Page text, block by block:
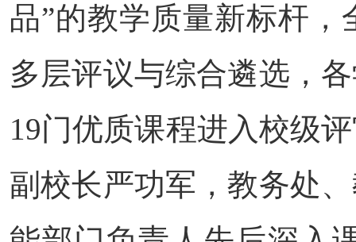
品”的教学质量新标杆
多层评议与综合遴选，
19门优质课程进入校级
副校长严功军，教务处